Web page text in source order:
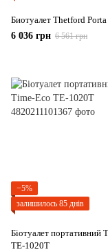
Биотуалет Thetford
6 036 грн 6 561 грн
−5%
залишилось 85 днів
Біотуалет портативний
TE-1020T